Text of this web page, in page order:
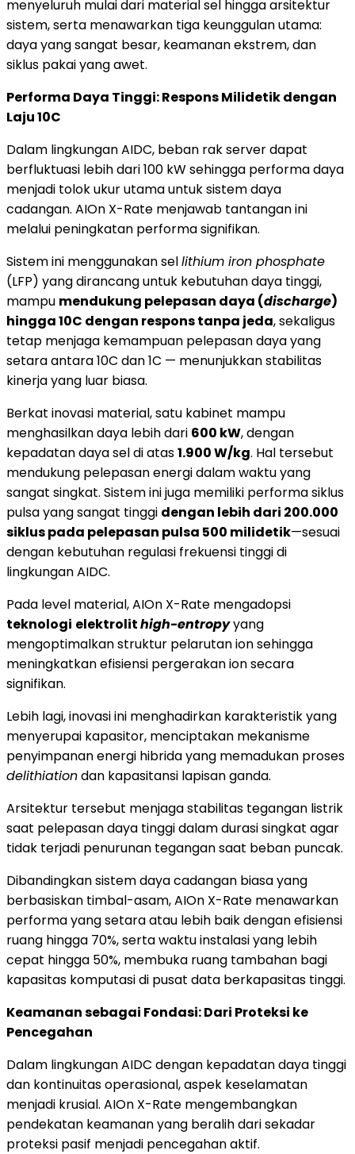
menyeluruh mulai dari material sel hingga arsitektur
sistem, serta menawarkan tiga keunggulan utama:
daya yang sangat besar, keamanan ekstrem, dan
siklus pakai yang awet.
Performa Daya Tinggi: Respons Milidetik dengan
Laju 10C
Dalam lingkungan AIDC, beban rak server dapat
berfluktuasi lebih dari 100 kW sehingga performa daya
menjadi tolok ukur utama untuk sistem daya
cadangan. AIOn X-Rate menjawab tantangan ini
melalui peningkatan performa signifikan.
Sistem ini menggunakan sellithium iron phosphate
(LFP) yang dirancang untuk kebutuhan daya tinggi,
mampu mendukung pelepasan daya (discharge)
hingga 10C dengan respons tanpa jeda, sekaligus
tetap menjaga kemampuan pelepasan daya yang
setara antara 10C dan 1C — menunjukkan stabilitas
kinerja yang luar biasa.
Berkat inovasi material, satu kabinet mampu
menghasilkan daya lebih dari 600 kW, dengan
kepadatan daya sel di atas1.900 W/kg. Hal tersebut
mendukung pelepasan energi dalam waktu yang
sangat singkat. Sistem ini juga memiliki performa siklus
pulsa yang sangat tinggi dengan lebih dari 200.000
siklus pada pelepasan pulsa 500 milidetik—sesuai
dengan kebutuhan regulasi frekuensi tinggi di
lingkungan AIDC.
Pada level material, AIOn X-Rate mengadopsi
teknologi elektrolithigh-entropyyang
mengoptimalkan struktur pelarutan ion sehingga
meningkatkan efisiensi pergerakan ion secara
signifikan.
Lebih lagi, inovasi ini menghadirkan karakteristik yang
menyerupai kapasitor, menciptakan mekanisme
penyimpanan energi hibrida yang memadukan proses
delithiationdan kapasitansi lapisan ganda.
Arsitektur tersebut menjaga stabilitas tegangan listrik
saat pelepasan daya tinggi dalam durasi singkat agar
tidak terjadi penurunan tegangan saat beban puncak.
Dibandingkan sistem daya cadangan biasa yang
berbasiskan timbal-asam, AIOn X-Rate menawarkan
performa yang setara atau lebih baik dengan efisiensi
ruang hingga 70%, serta waktu instalasi yang lebih
cepat hingga 50%, membuka ruang tambahan bagi
kapasitas komputasi di pusat data berkapasitas tinggi.
Keamanan sebagai Fondasi: Dari Proteksi ke
Pencegahan
Dalam lingkungan AIDC dengan kepadatan daya tinggi
dan kontinuitas operasional, aspek keselamatan
menjadi krusial. AIOn X-Rate mengembangkan
pendekatan keamanan yang beralih dari sekadar
proteksi pasif menjadi pencegahan aktif.